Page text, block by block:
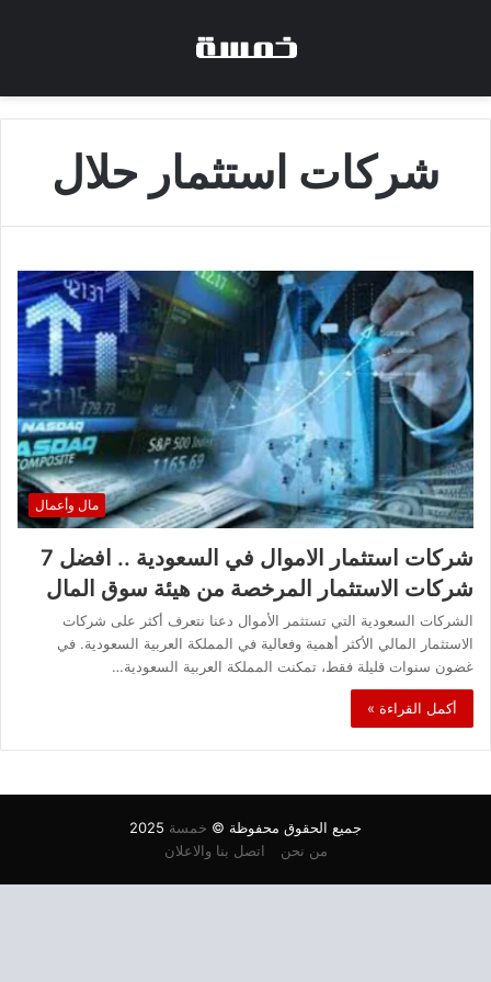
شركات استثمار حلال
مال وأعمال
شركات استثمار الاموال في السعودية .. افضل 7
شركات الاستثمار المرخصة من هيئة سوق المال
الشركات السعودية التي تستثمر الأموال دعنا نتعرف أكثر على شركات
الاستثمار المالي الأكثر أهمية وفعالية في المملكة العربية السعودية. في
غضون سنوات قليلة فقط، تمكنت المملكة العربية السعودية…
أكمل القراءة »
جميع الحقوق محفوظة © خمسة
من نحن
اتصل بنا والاعلان